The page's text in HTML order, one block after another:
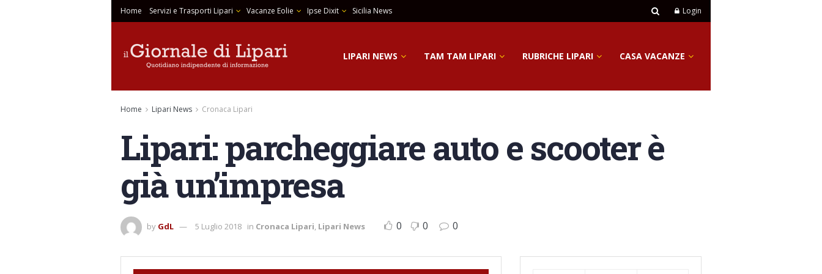
Home Servizi e Trasporti Lipari Vacanze Eolie Ipse Dixit Sicilia News Login
LIPARI NEWS TAM TAM LIPARI RUBRICHE LIPARI CASA VACANZE
Home Lipari News Cronaca Lipari
Lipari: parcheggiare auto e scooter è
già un’impresa
by GdL 5 Luglio 2018 in Cronaca Lipari, Lipari News 0 0 0